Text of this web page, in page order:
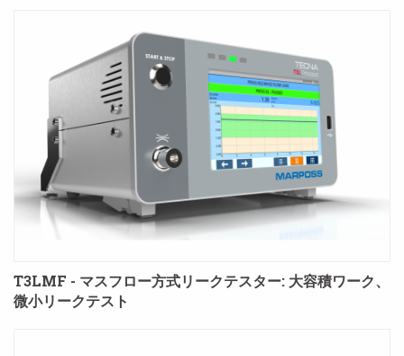
T3LMF - マスフロー方式リークテスター: 大容積ワーク、
微小リークテスト